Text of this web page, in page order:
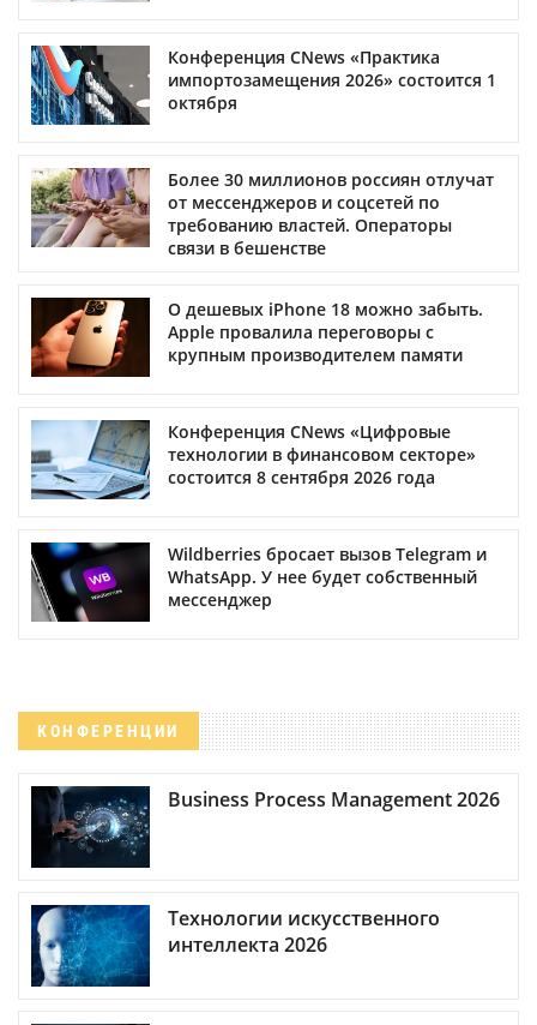
Конференция CNews «Практика
импортозамещения 2026» состоится 1
октября
Более 30 миллионов россиян отлучат
от мессенджеров и соцсетей по
требованию властей. Операторы
связи в бешенстве
О дешевых iPhone 18 можно забыть.
Apple провалила переговоры с
крупным производителем памяти
Конференция CNews «Цифровые
технологии в финансовом секторе»
состоится 8 сентября 2026 года
Wildberries бросает вызов Telegram и
WhatsApp. У нее будет собственный
мессенджер
КОНФЕРЕНЦИИ
Business Process Management 2026
Технологии искусственного
интеллекта 2026